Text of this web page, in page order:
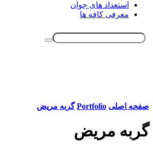
استعداد های جوان
معرفی کافه ها
صفحه اصلی Portfolio گربه مریض
گربه مریض